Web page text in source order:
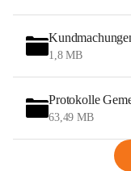
1,8 MB
Protokolle
63,49 MB